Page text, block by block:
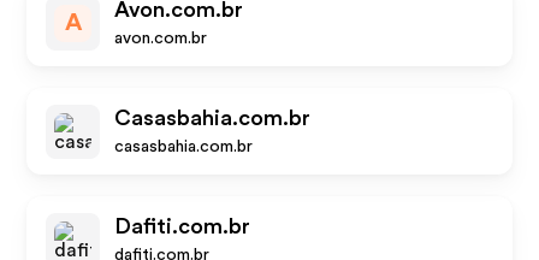
A
Avon.com.br
avon.com.br
Casasbahia.com.br
casasbahia.com.br
Dafiti.com.br
dafiti.com.br